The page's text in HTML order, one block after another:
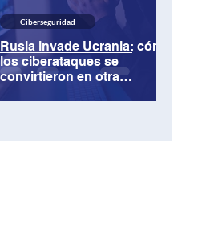
Rusia invade Ucrania: cómo
los ciberataques se
convirtieron en otra
Ciberseguridad